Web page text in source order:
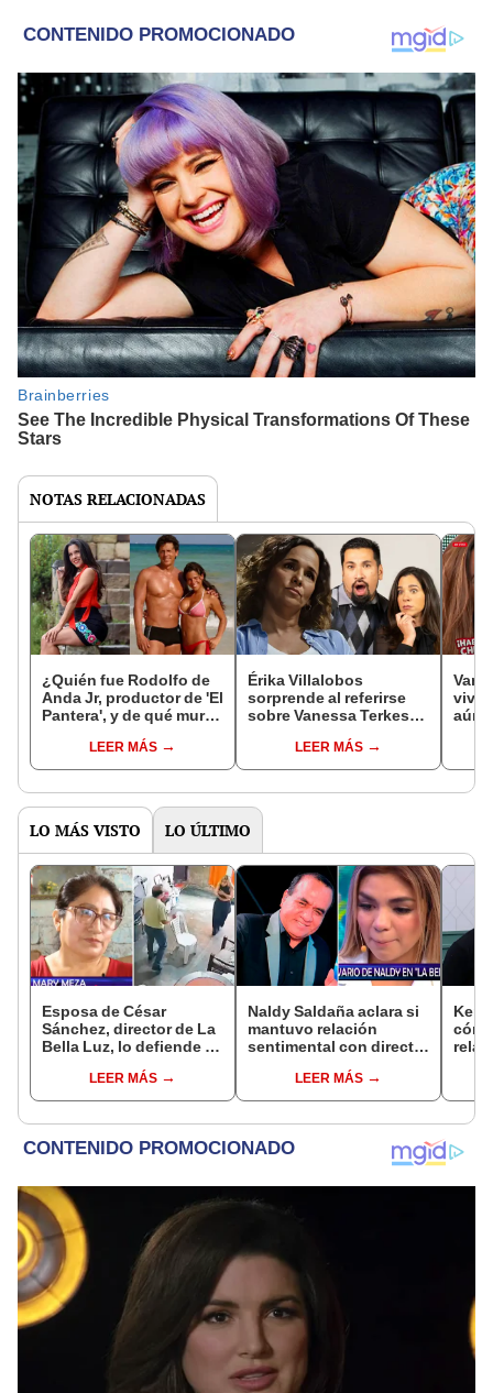
NOTAS RELACIONADAS
¿Quién fue Rodolfo de
Anda Jr, productor de 'El
Pantera', y de qué murió
Terkes?LEER MÁS
Érika Villalobos
sorprende al referirse
sobre Vanessa Terkes
romance con Aldo
Miyashiro: "Nunca
LEER MÁS
vivo
aún
LO MÁS VISTO LO ÚLTIMO
Esposa de César
Sánchez, director de La
Bella Luz, lo defiende y
relación clandestina
con Naldy Saldaña:
LEER MÁS
Naldy Saldaña aclara si
mantuvo relación
sentimental con director
denunciarlo por
tocamientos: “Me
LEER MÁS